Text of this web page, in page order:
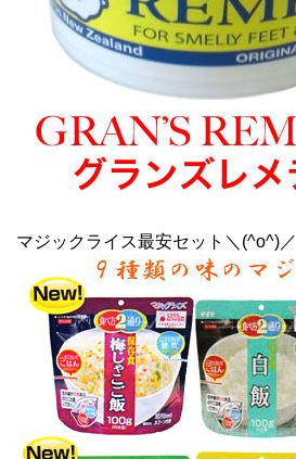
マジックライス最安セット＼(^o^)／